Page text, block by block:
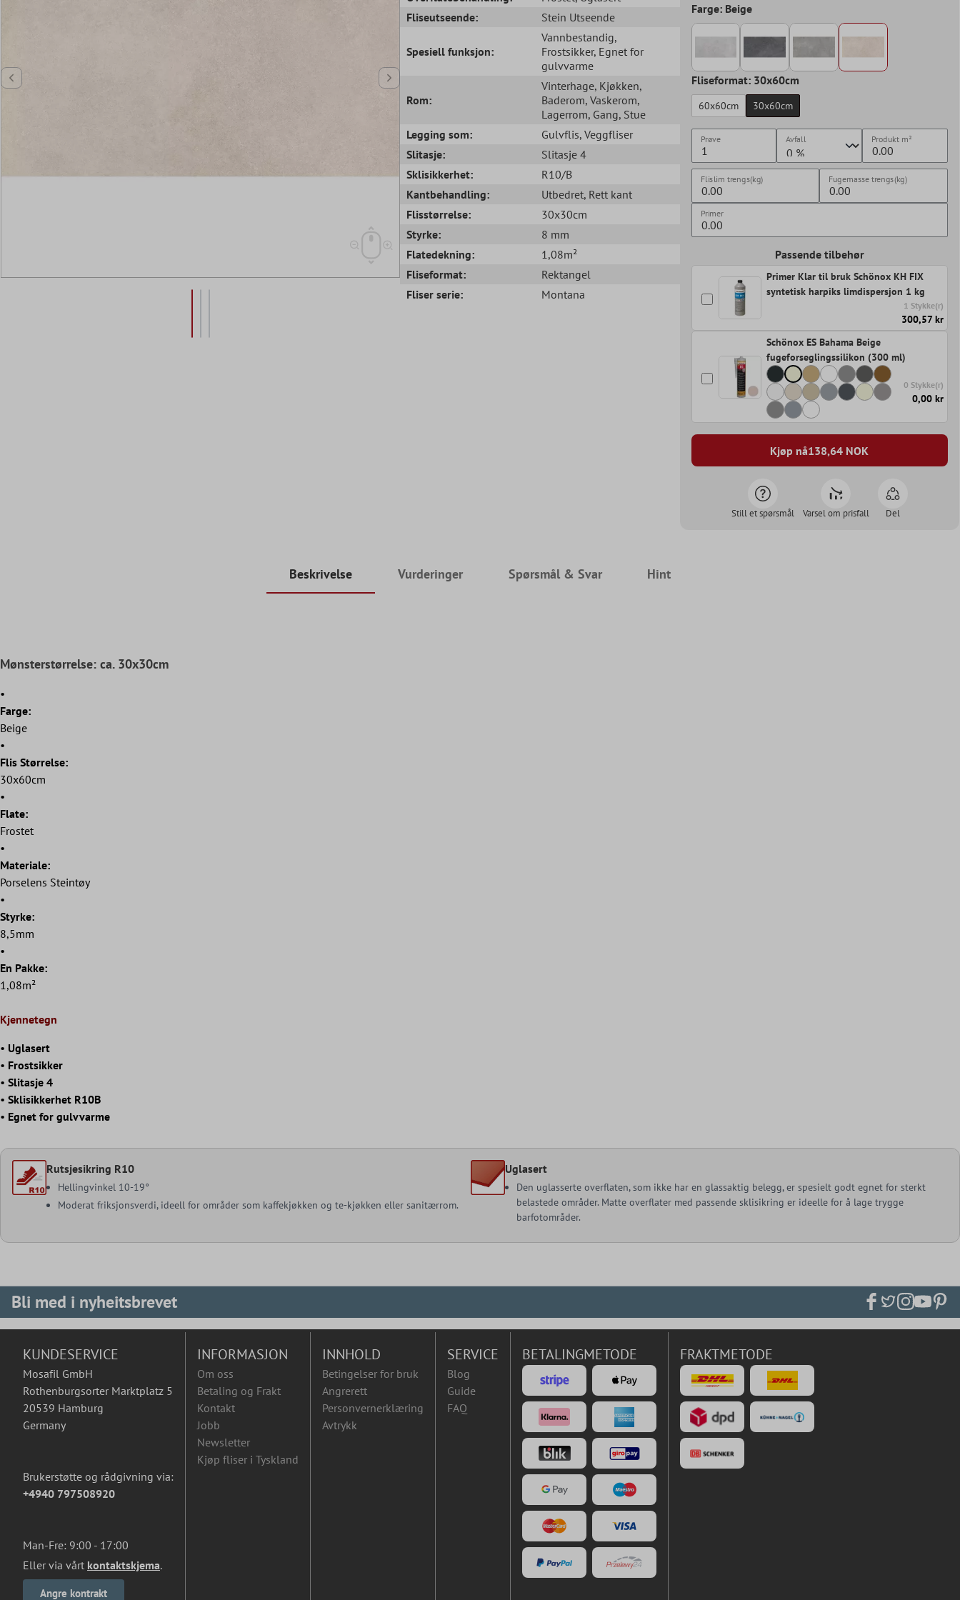
Fliseutseende:
Stein Utseende
Spesiell funksjon:
Vannbestandig,
Frostsikker, Egnet for
gulvvarme
Rom:
Vinterhage, Kjøkken,
Baderom, Vaskerom,
Lagerrom, Gang, Stue
Legging som:
Gulvflis, Veggfliser
Slitasje:
Slitasje 4
Sklisikkerhet:
R10/B
Kantbehandling:
Utbedret, Rett kant
Flisstørrelse:
30x30cm
Styrke:
8 mm
Flatedekning:
1,08m²
Fliseformat:
Rektangel
Fliser serie:
Montana
Farge: Beige
Fliseformat: 30x60cm
60x60cm 30x60cm
Prøve Avfall Produkt m²
Flislim trengs(kg) Fugemasse trengs(kg)
Primer
Passende tilbehør
Primer Klar til bruk Schönox KH FIX
syntetisk harpiks limdispersjon 1 kg
1 Stykke(r)
300,57 kr
Schönox ES Bahama Beige
fugeforseglingssilikon (300 ml)
0 Stykke(r)
0,00 kr
Kjøp nå138,64 NOK
Still et spørsmål Varsel om prisfall Del
Beskrivelse Vurderinger Spørsmål & Svar Hint
Mønsterstørrelse: ca. 30x30cm
•
Farge:
Beige
•
Flis Størrelse:
30x60cm
•
Flate:
Frostet
•
Materiale:
Porselens Steintøy
•
Styrke:
8,5mm
•
En Pakke:
1,08m²
Kjennetegn
• Uglasert
• Frostsikker
• Slitasje 4
• Sklisikkerhet R10B
• Egnet for gulvvarme
Rutsjesikring R10
Hellingvinkel 10-19°
Moderat friksjonsverdi, ideell for områder som kaffekjøkken og te-kjøkken eller sanitærrom.
Uglasert
Den uglasserte overflaten, som ikke har en glassaktig belegg, er spesielt godt egnet for sterkt
belastede områder. Matte overflater med passende sklisikring er ideelle for å lage trygge
barfotområder.
Bli med i nyheitsbrevet
KUNDESERVICE
Mosafil GmbH
Rothenburgsorter Marktplatz 5
20539 Hamburg
Germany
Brukerstøtte og rådgivning via:
+4940 797508920
Man-Fre: 9:00 - 17:00
Eller via vårt kontaktskjema.
Angre kontrakt
INFORMASJON
Om oss
Betaling og Frakt
Kontakt
Jobb
Newsletter
Kjøp fliser i Tyskland
INNHOLD
Betingelser for bruk
Angrerett
Personvernerklæring
Avtrykk
SERVICE
Blog
Guide
FAQ
BETALINGMETODE FRAKTMETODE